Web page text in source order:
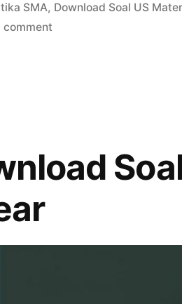
SMA, Download Soal US
comment